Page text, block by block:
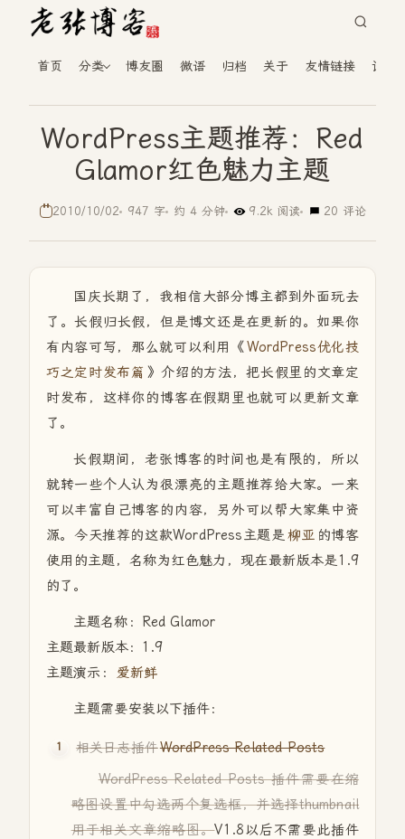
首页 分类 博友圈 微语 归档 关于 友情链接 读者
WordPress主题推荐：Red
Glamor红色魅力主题
2010/10/02 947 字 约 4 分钟 9.2k 阅读 20 评论
国庆长期了，我相信大部分博主都到外面玩去
了。长假归长假，但是博文还是在更新的。如果你
有内容可写，那么就可以利用《WordPress优化技
巧之定时发布篇 》介绍的方法，把长假里的文章定
时发布，这样你的博客在假期里也就可以更新文章
了。
长假期间，老张博客的时间也是有限的，所以
就转一些个人认为很漂亮的主题推荐给大家。一来
可以丰富自己博客的内容，另外可以帮大家集中资
源。今天推荐的这款WordPress主题是 柳亚 的博客
使用的主题，名称为红色魅力，现在最新版本是1.9
的了。
主题名称：Red Glamor
主题最新版本：1.9
主题演示：
爱新鲜
主题需要安装以下插件：
相关日志插件WordPress Related Posts
WordPress Related Posts 插件需要在缩
略图设置中勾选两个复选框，并选择thumbnail
用于相关文章缩略图。V1.8以后不需要此插件